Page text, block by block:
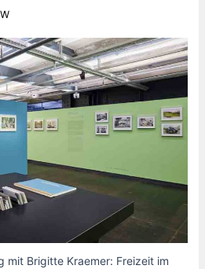
mit Brigitte Kraemer: Freizeit im